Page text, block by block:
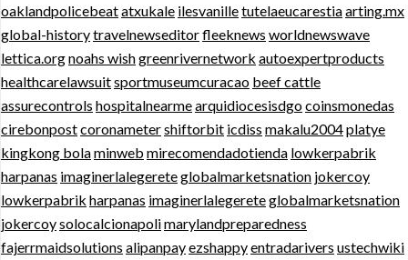
oaklandpolicebeatatxukale ilesvanilletutelaeucarestiaarting.mx
global-historytravelnewseditorfleeknews worldnewswave
lettica.orgnoahs wishgreenrivernetwork autoexpertproducts
healthcarelawsuitsportmuseumcuracao beef cattle
assurecontrols hospitalnearmearquidiocesisdgocoinsmonedas
cirebonpostcoronametershiftorbit icdiss makalu2004platye
kingkong bolaminweb mirecomendadotienda lowkerpabrik
harpanas imaginerlalegereteglobalmarketsnation jokercoy
lowkerpabrik harpanas imaginerlalegereteglobalmarketsnation
jokercoysolocalcionapolimarylandpreparedness
fajerrmaidsolutions alipanpayezshappyentradarivers ustechwiki